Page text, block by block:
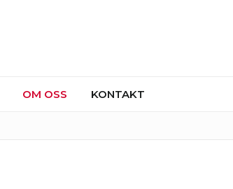
OM OSS KONTAKT